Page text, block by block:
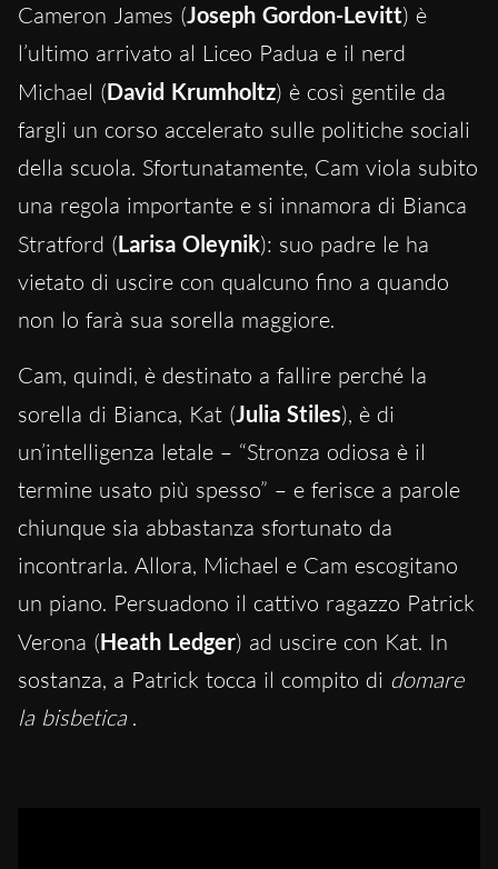
Cameron James (Joseph Gordon-Levitt) è
l’ultimo arrivato al Liceo Padua e il nerd
Michael (David Krumholtz) è così gentile da
fargli un corso accelerato sulle politiche sociali
della scuola. Sfortunatamente, Cam viola subito
una regola importante e si innamora di Bianca
Stratford (Larisa Oleynik): suo padre le ha
vietato di uscire con qualcuno fino a quando
non lo farà sua sorella maggiore.
Cam, quindi, è destinato a fallire perché la
sorella di Bianca, Kat (Julia Stiles), è di
un’intelligenza letale – “Stronza odiosa è il
termine usato più spesso” – e ferisce a parole
chiunque sia abbastanza sfortunato da
incontrarla. Allora, Michael e Cam escogitano
un piano. Persuadono il cattivo ragazzo Patrick
Verona (Heath Ledger) ad uscire con Kat. In
sostanza, a Patrick tocca il compito di domare
la bisbetica .